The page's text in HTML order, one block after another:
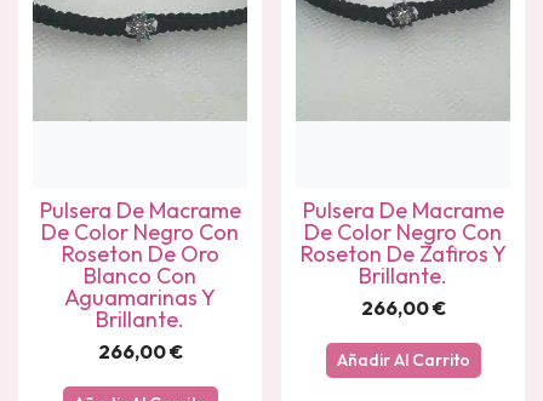
Pulsera De Macrame
De Color Negro Con
Roseton De Oro
Blanco Con
Aguamarinas Y
Brillante.
266,00€
Pulsera De Macrame
De Color Negro Con
Roseton De Zafiros Y
Brillante.
266,00€
Añadir Al Carrito